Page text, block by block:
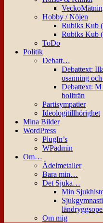
Hobby / Nöjen
Rubiks Kub
Rubiks Kub
ToDo
Politik
Debatt…
Debattext:
osanning
Debattext:
bollträn
Partisympatier
Ideologitillhörighet
Mina Bilder
WordPress
PlugIn’s
WPadmin
Om…
Ädelmetaller
Bara min…
Det Sjuka…
Min
Om mig